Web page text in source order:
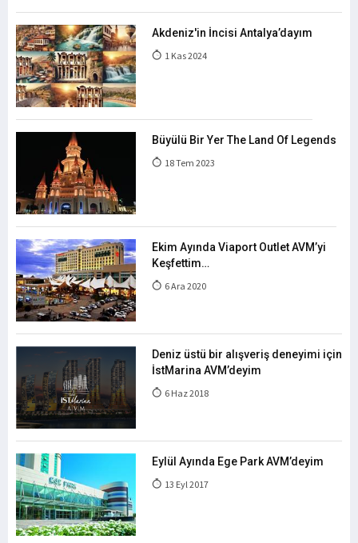
Akdeniz'in İncisi Antalya’dayım
1 Kas 2024
Büyülü Bir Yer The Land Of Legends
18 Tem 2023
Ekim Ayında Viaport Outlet AVM’yi
Keşfettim…
6 Ara 2020
Deniz üstü bir alışveriş deneyimi için
İstMarina AVM’deyim
6 Haz 2018
Eylül Ayında Ege Park AVM’deyim
13 Eyl 2017